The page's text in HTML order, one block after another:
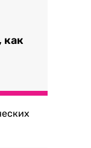
как